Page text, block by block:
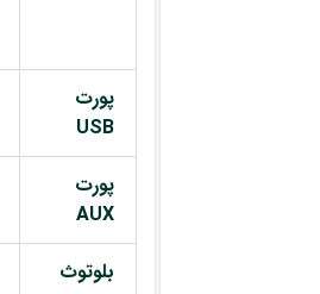
پورت
USB
پورت
AUX
بلوتوث